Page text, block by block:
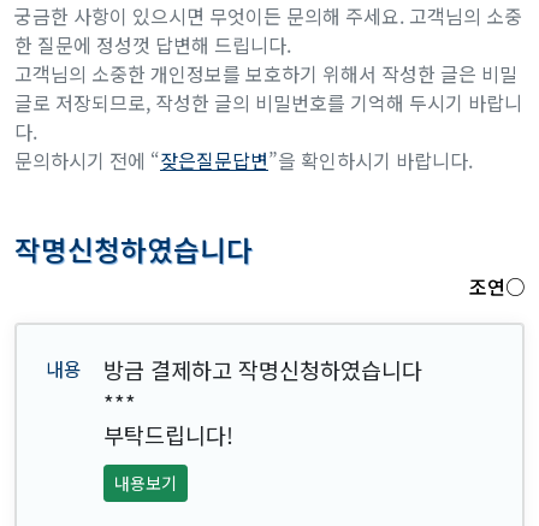
궁금한 사항이 있으시면 무엇이든 문의해 주세요. 고객님의 소중
한 질문에 정성껏 답변해 드립니다.
고객님의 소중한 개인정보를 보호하기 위해서 작성한 글은 비밀
글로 저장되므로, 작성한 글의 비밀번호를 기억해 두시기 바랍니
다.
문의하시기 전에 “잦은질문답변”을 확인하시기 바랍니다.
작명신청하였습니다
조연○
방금 결제하고 작명신청하였습니다
***
부탁드립니다!
내용보기